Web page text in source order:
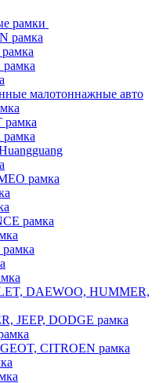
рамки
рамка
малотоннажные авто
рамка
рамка
рамка
DAEWOO, HUMMER,
JEEP, DODGE рамка
CITROEN рамка